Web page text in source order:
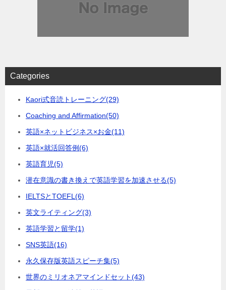
Categories
Kaori式音読トレーニング(29)
Coaching and Affirmation(50)
英語×ネットビジネス×お金(11)
英語×就活回答例(6)
英語育児(5)
潜在意識の書き換えで英語学習を加速させる(5)
IELTSとTOEFL (6)
英文ライティング(3)
英語学習と留学(1)
SNS英語(16)
永久保存版英語スピーチ集(5)
世界のミリオネアマインドセット(43)